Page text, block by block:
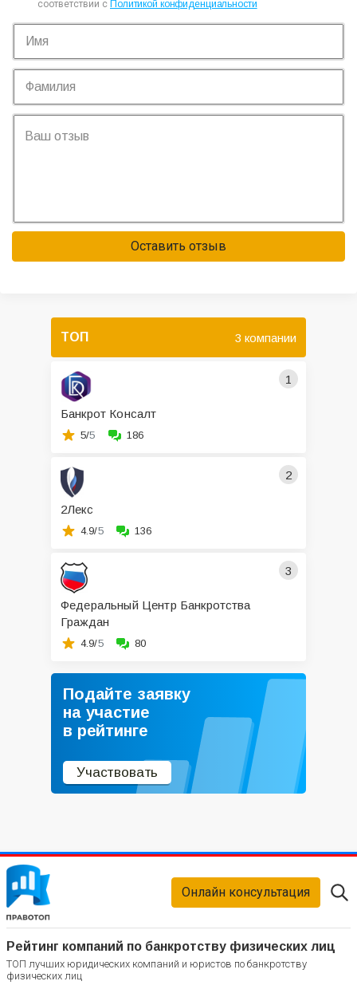
соответствии с Политикой конфиденциальности
Оставить отзыв
ТОП 3 компании
1
Банкрот Консалт
5/5 186
2
2Лекс
4.9/5 136
3
Федеральный Центр Банкротства
Граждан
4.9/5 80
Подайте заявку
на участие
в рейтинге
Участвовать
Рейтинг компаний по банкротству физических лиц
ТОП лучших юридических компаний и юристов по банкротству
физических лиц
Онлайн консультация